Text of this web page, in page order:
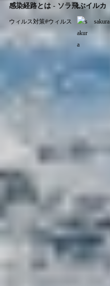
感染経路とは - ソラ飛ぶイルカ
ウィルス対策#ウィルス sakura